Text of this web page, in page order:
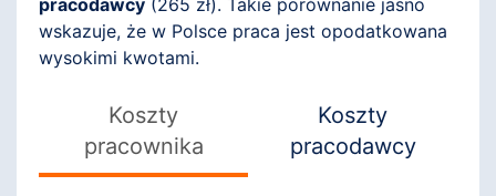
pracodawcy (265 zł). Takie porównanie jasno
wskazuje, że w Polsce praca jest opodatkowana
wysokimi kwotami.
Koszty
pracownika
Koszty
pracodawcy